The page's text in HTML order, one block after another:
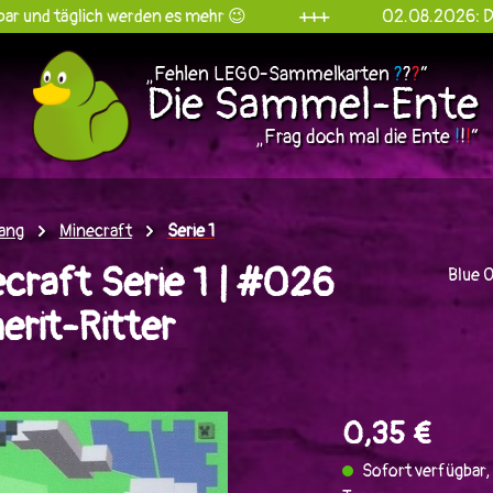
werden es mehr 😉 +++ 02.08.2026: Die
„Fehlen LEGO-Sammelkarten ???“
Die Sammel-Ente
„Frag doch mal die Ente!!!“
Minecraft Serie 1
Serie 1 | #026
Ritter
Blue
0,35 €
Sofort